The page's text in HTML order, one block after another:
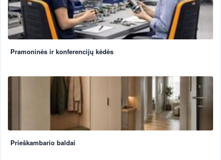
Pramoninės ir konferencijų kėdės
Prieškambario baldai